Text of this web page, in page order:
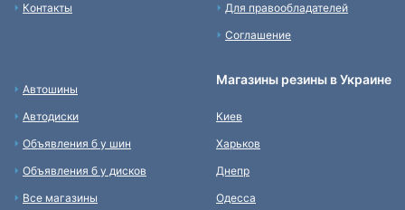
Контакты
Для правообладателей
Соглашение
Автошины
Автодиски
Объявления б у шин
Объявления б у дисков
Все магазины
Магазины резины в Украине
Киев
Харьков
Днепр
Одесса